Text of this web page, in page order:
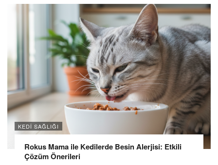
KEDI SAĞLIĞI
Rokus Mama ile Kedilerde Besin Alerjisi: Etkili
Çözüm Önerileri